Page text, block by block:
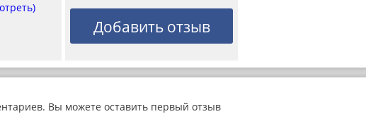
Вы можете оставить первый отзыв